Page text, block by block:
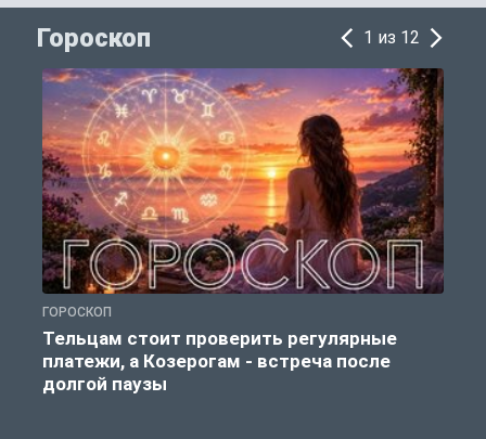
Гороскоп 1 из 12
ГОРОСКОП
Тельцам стоит проверить регулярные
платежи, а Козерогам - встреча после
долгой паузы